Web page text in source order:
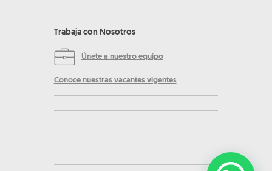
Trabaja con Nosotros
Únete a nuestro equipo
Conoce nuestras vacantes vigentes